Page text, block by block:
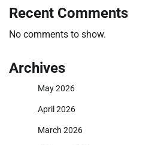
Recent Comments
No comments to show.
Archives
May 2026
April 2026
March 2026